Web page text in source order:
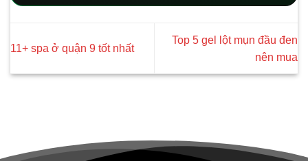
11+ spa ở quận 9 tốt nhất
Top 5 gel lột mụn đầu đen
nên mua